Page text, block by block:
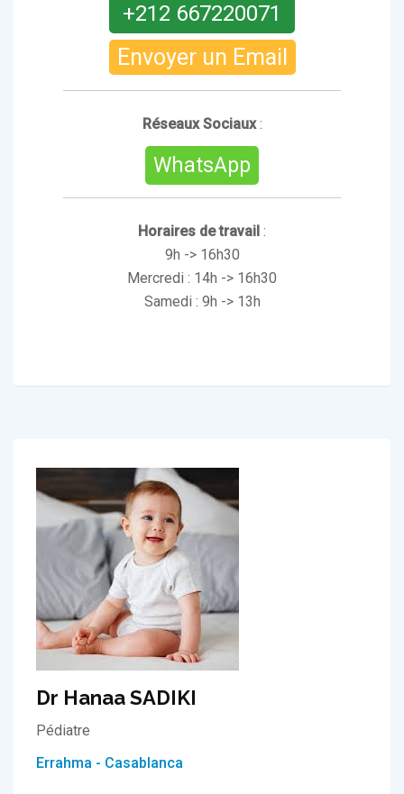
+212 667220071
Envoyer un Email
Réseaux Sociaux:
WhatsApp
Horaires de travail :
9h -> 16h30
Mercredi : 14h -> 16h30
Samedi : 9h -> 13h
Dr Hanaa SADIKI
Pédiatre
Errahma - Casablanca